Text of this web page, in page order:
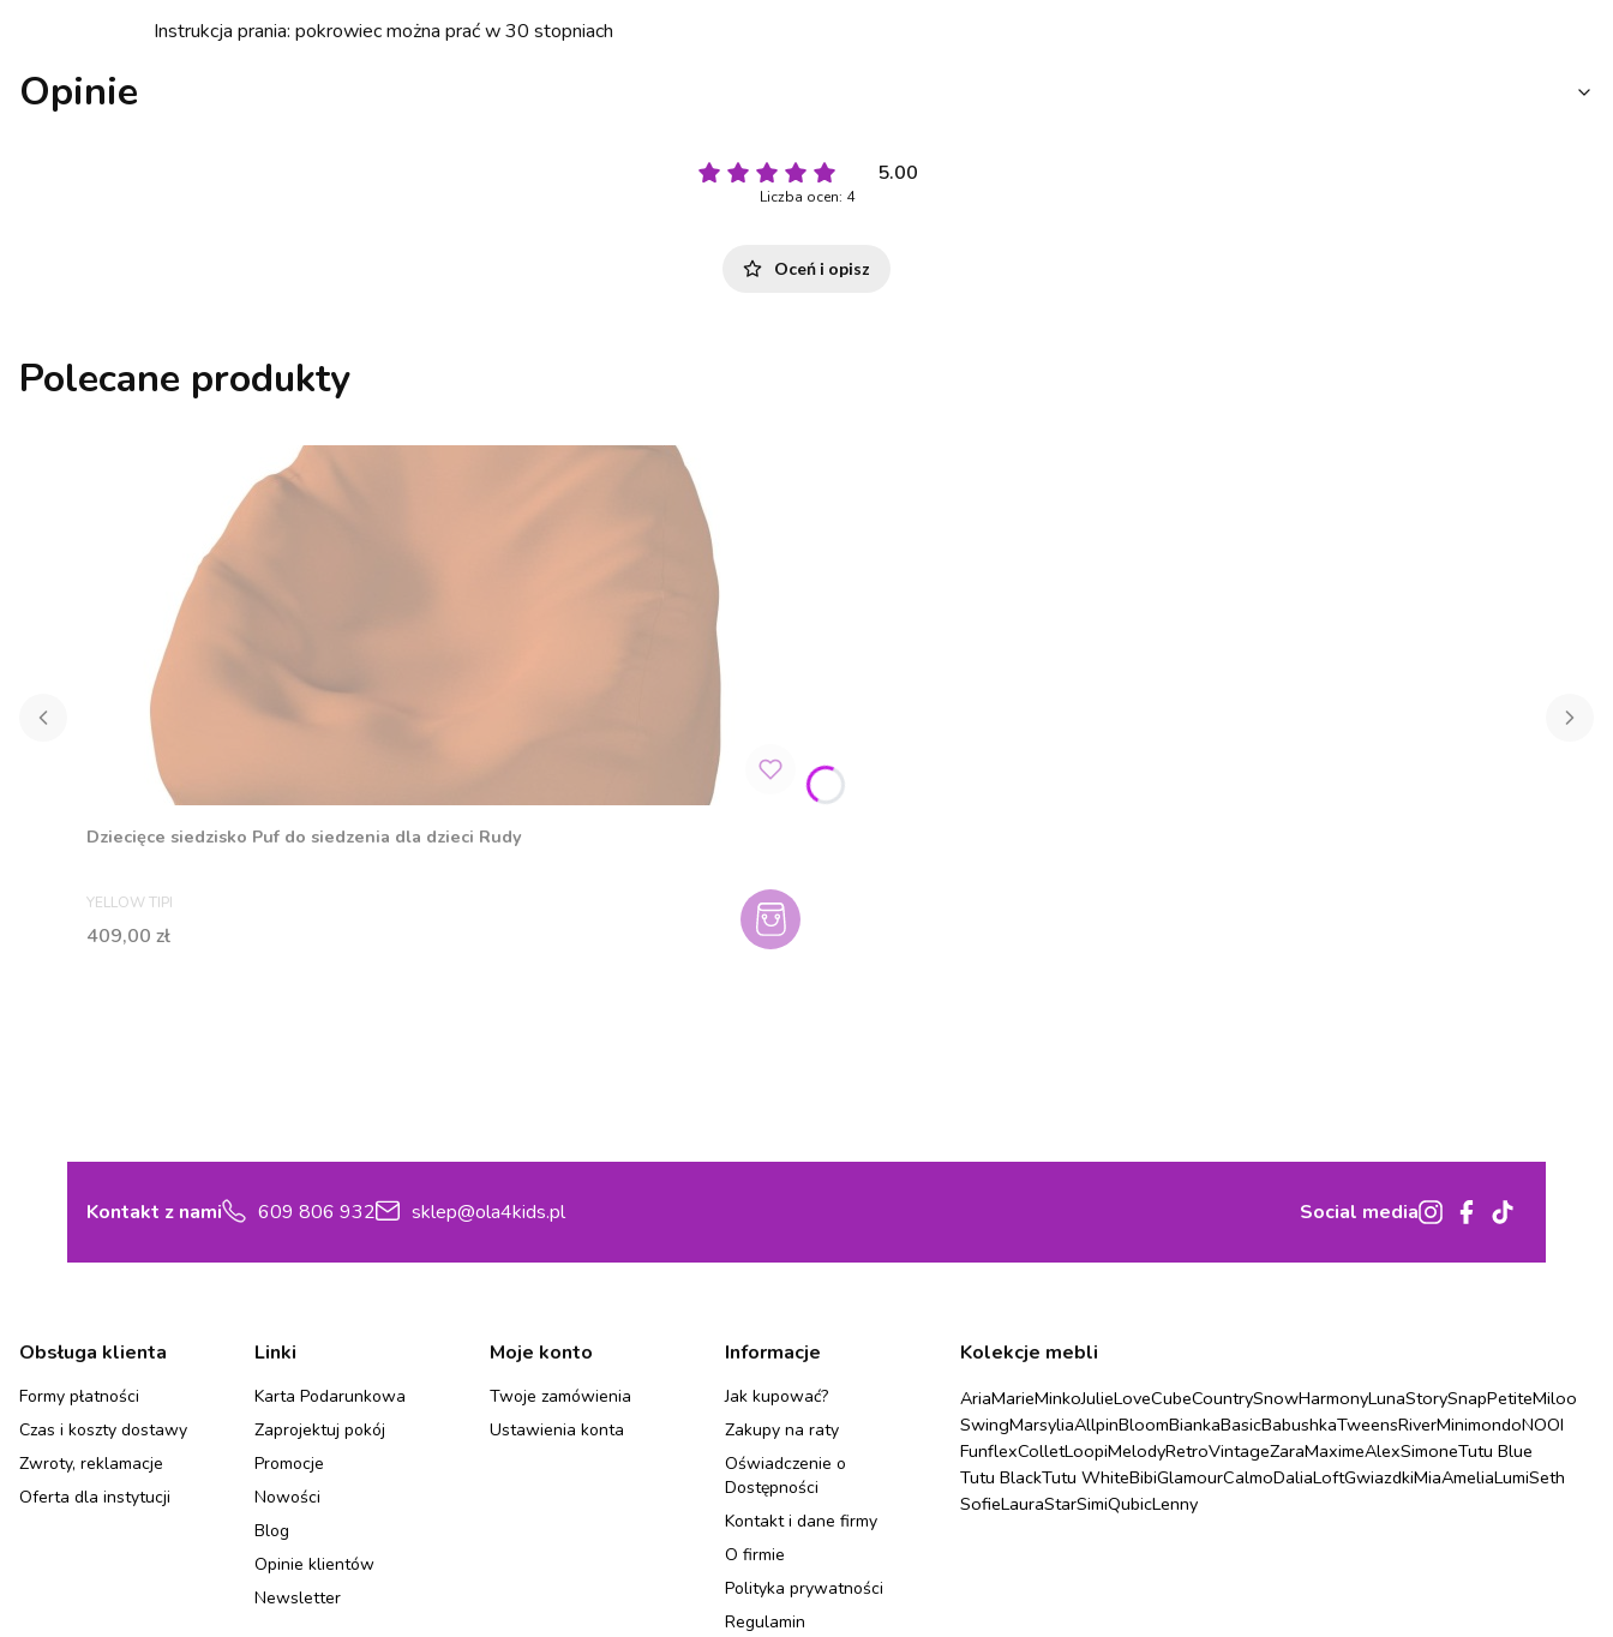
Instrukcja prania: pokrowiec można prać w 30 stopniach
Opinie
5.00
Liczba ocen: 4
Oceń i opisz
Polecane produkty
Dziecięce siedzisko Puf do siedzenia dla dzieci Rudy
PRODUCENT
YELLOW TIPI
Cena
409,00 zł
Kontakt z nami 609 806 932 sklep@ola4kids.pl Social media
Linki w stopce
Obsługa klienta
Formy płatności
Czas i koszty dostawy
Zwroty, reklamacje
Oferta dla instytucji
Linki
Karta Podarunkowa
Zaprojektuj pokój
Promocje
Nowości
Blog
Opinie klientów
Newsletter
Moje konto
Twoje zamówienia
Ustawienia konta
Informacje
Jak kupować?
Zakupy na raty
Oświadczenie o
Dostępności
Kontakt i dane firmy
O firmie
Polityka prywatności
Regulamin
Kolekcje mebli
AriaMarieMinkoJulieLoveCubeCountrySnowHarmonyLunaStorySnapPetiteMiloo
SwingMarsyliaAllpinBloomBiankaBasicBabushkaTweensRiverMinimondoNOOI
FunflexColletLoopiMelodyRetroVintageZaraMaximeAlexSimoneTutu Blue
Tutu BlackTutu WhiteBibiGlamourCalmoDaliaLoftGwiazdkiMiaAmeliaLumiSeth
SofieLauraStarSimiQubicLenny